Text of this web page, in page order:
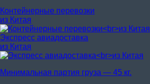
Контейнерные перевозки
из Китая
Экспресс авиадоставка
из Китая
Минимальная партия груза — 45 кг.